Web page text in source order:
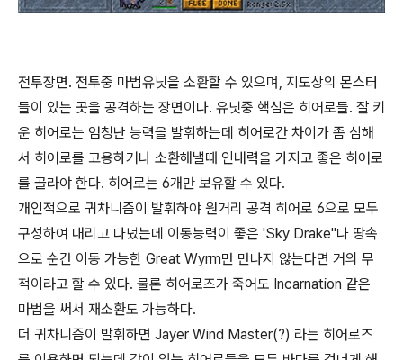
전투장면. 전투중 마법유닛을 소환할 수 있으며, 지도상의 몬스터
들이 있는 곳을 공격하는 장면이다. 유닛중 핵심은 히어로들. 잘 키
운 히어로는 엄청난 능력을 발휘하는데 히어로간 차이가 좀 심해
서 히어로를 고용하거나 소환해낼때 인내력을 가지고 좋은 히어로
를 골라야 한다. 히어로는 6개만 보유할 수 있다.
개인적으로 귀차니즘이 발휘하야 원거리 공격 히어로 6으로 모두
구성하여 대리고 다녔는데 이동능력이 좋은 'Sky Drake"나 땅속
으로 순간 이동 가능한 Great Wyrm만 만나지 않는다면 거의 무
적이라고 할 수 있다. 물론 히어로즈가 죽어도 Incarnation 같은
마법을 써서 재소환도 가능하다.
더 귀차니즘이 발휘하면 Jayer Wind Master(?) 라는 히어로즈